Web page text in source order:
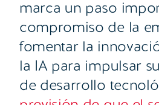
marca un paso
compromiso de la
fomentar la
la IA para impulsar
de desarrollo